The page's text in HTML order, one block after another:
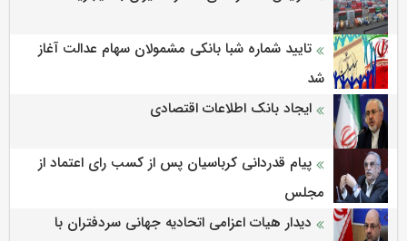
تایید شماره شبا بانکی مشمولان سهام عدالت آغاز
شد
ایجاد بانک اطلاعات اقتصادی
پیام قدردانی کرباسیان پس از کسب رای اعتماد از
مجلس
دیدار هیات اعزامی اتحادیه جهانی سردفتران با